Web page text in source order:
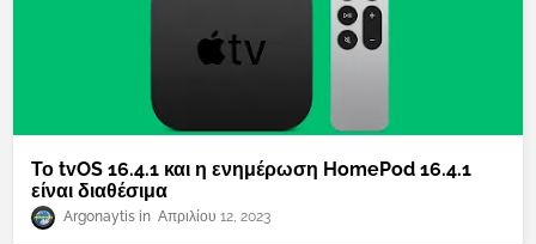
Το tvOS 16.4.1 και η ενημέρωση HomePod 16.4.1
είναι διαθέσιμα
Argonaytis Απριλίου 12, 2023